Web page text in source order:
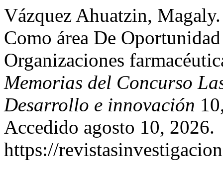
Vázquez Ahuatzin,
Como área De
Organizaciones
Memorias del Concurso
Desarrollo e innovación
Accedido agosto 10, 2026.
https://